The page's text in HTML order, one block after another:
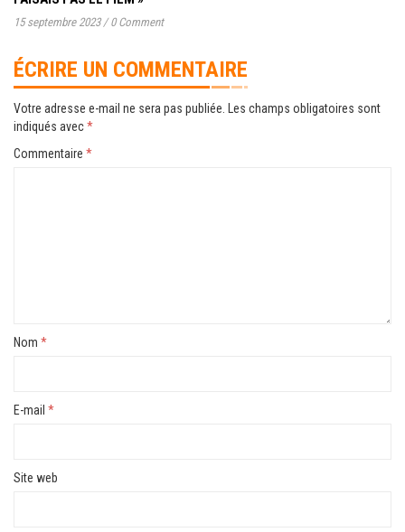
15 septembre 2023 / 0 Comment
ÉCRIRE UN COMMENTAIRE
Votre adresse e-mail ne sera pas publiée. Les champs obligatoires sont
indiqués avec*
Commentaire *
Nom *
E-mail *
Site web